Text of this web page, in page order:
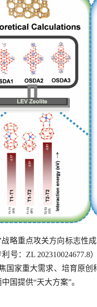
战略重点攻关方向标志性
号：ZL
国家重大需求、培育原
国提供“天大方案”。